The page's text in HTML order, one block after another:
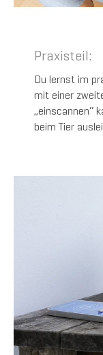
Praxisteil:
Du lernst im
mit einer
„einscannen“
beim Tier